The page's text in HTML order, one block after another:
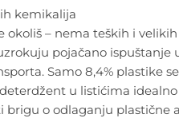
kemikalija
okoliš – nema teških i
pojačano ispuštanje
Samo 8,4% plastike
u listićima idealno
brigu o odlaganju plastične